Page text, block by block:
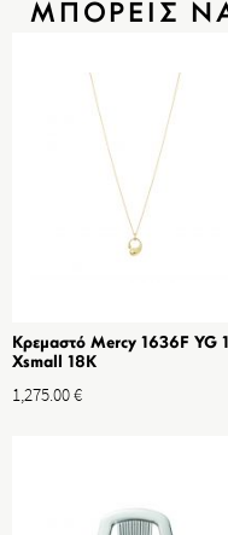
ΜΠΟΡΕΙΣ
Κρεμαστό Mercy 1636F YG
Xsmall 18K
1,275.00€